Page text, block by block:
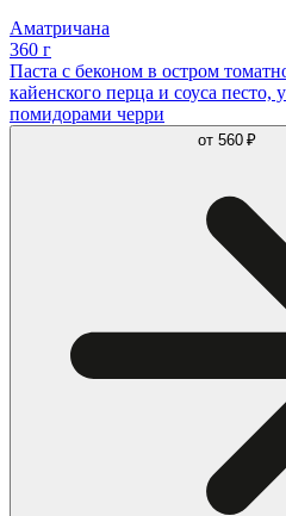
Аматричана
360 г
Паста с беконом в остром
кайенского перца и соуса
помидорами черри
от 560 ₽